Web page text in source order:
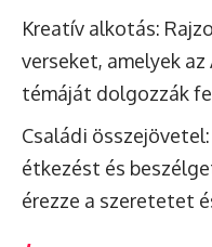
Kreatív alkotás:
verseket, amelyek
témáját dolgozzák
Családi
étkezést és
érezze a szeretetet